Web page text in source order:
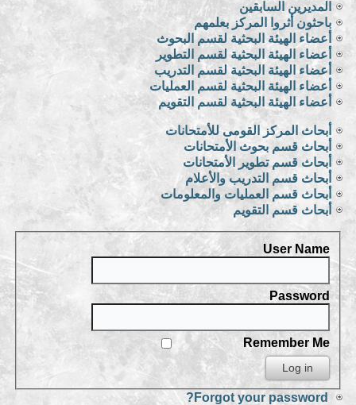
المديرين السابقين
باحثون أثروا المركز بعلمهم
أعضاء الهيئة البحثية لقسم البحوث
أعضاء الهيئة البحثية لقسم التطوير
أعضاء الهيئة البحثية لقسم التدريب
أعضاء الهيئة البحثية لقسم العمليات
أعضاء الهيئة البحثية لقسم التقويم
أبحاث المركز القومى للأمتحانات
أبحاث قسم بحوث الأمتحانات
أبحاث قسم تطوير الأمتحانات
أبحاث قسم التدريب والأعلام
أبحاث قسم العمليات والمعلومات
أبحاث قسم التقويم
User Name
Password
Remember Me
Forgot your password?